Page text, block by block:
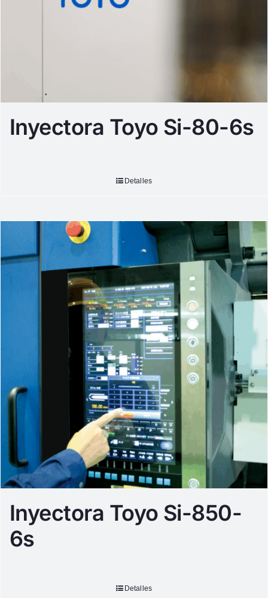
Inyectora Toyo Si-80-6s
Detalles
Inyectora Toyo Si-850-
6s
Detalles